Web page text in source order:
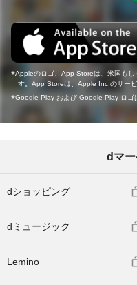
Appleのロゴ、App Storeは、米国も
す。App Storeは、Apple Inc.のサービ
Google Play および Google Play ロゴ
dマ
dショッピング
dミュージック
Lemino